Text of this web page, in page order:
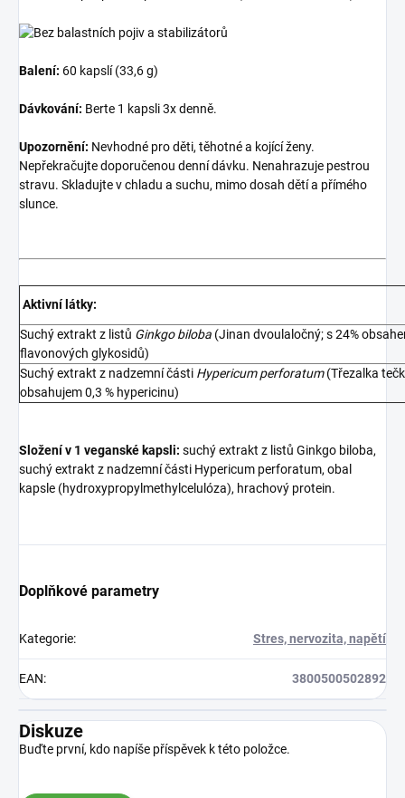
Balení: 60 kapslí (33,6 g)
Dávkování: Berte 1 kapsli 3x denně.
Upozornění: Nevhodné pro děti, těhotné a kojící ženy.
Nepřekračujte doporučenou denní dávku. Nenahrazuje pestrou
stravu. Skladujte v chladu a suchu, mimo dosah dětí a přímého
slunce.
Aktivní látky:
Suchý extrakt z listů Ginkgo biloba (Jinan dvoulaločný; s 24%
flavonových glykosidů)
Suchý extrakt z nadzemní části Hypericum perforatum(Třezalka
obsahujem 0,3 % hypericinu)
Složení v 1 veganské kapsli: suchý extrakt z listů Ginkgo biloba,
suchý extrakt z nadzemní části Hypericum perforatum, obal
kapsle (hydroxypropylmethylcelulóza), hrachový protein.
Doplňkové parametry
Kategorie: Stres, nervozita, napětí
EAN: 3800500502892
Diskuze
Buďte první, kdo napíše příspěvek k této položce.